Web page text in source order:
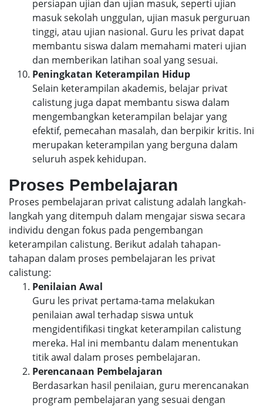
persiapan ujian dan ujian masuk, seperti ujian
masuk sekolah unggulan, ujian masuk perguruan
tinggi, atau ujian nasional. Guru les privat dapat
membantu siswa dalam memahami materi ujian
dan memberikan latihan soal yang sesuai.
Peningkatan Keterampilan Hidup
Selain keterampilan akademis, belajar privat
calistung juga dapat membantu siswa dalam
mengembangkan keterampilan belajar yang
efektif, pemecahan masalah, dan berpikir kritis. Ini
merupakan keterampilan yang berguna dalam
seluruh aspek kehidupan.
Proses Pembelajaran
Proses pembelajaran privat calistung adalah langkah-
langkah yang ditempuh dalam mengajar siswa secara
individu dengan fokus pada pengembangan
keterampilan calistung. Berikut adalah tahapan-
tahapan dalam proses pembelajaran les privat
calistung:
Penilaian Awal
Guru les privat pertama-tama melakukan
penilaian awal terhadap siswa untuk
mengidentifikasi tingkat keterampilan calistung
mereka. Hal ini membantu dalam menentukan
titik awal dalam proses pembelajaran.
Perencanaan Pembelajaran
Berdasarkan hasil penilaian, guru merencanakan
program pembelajaran yang sesuai dengan